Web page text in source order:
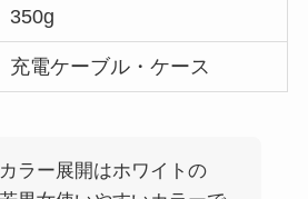
350g
充電ケーブル・ケース
ラー展開はホワイトの